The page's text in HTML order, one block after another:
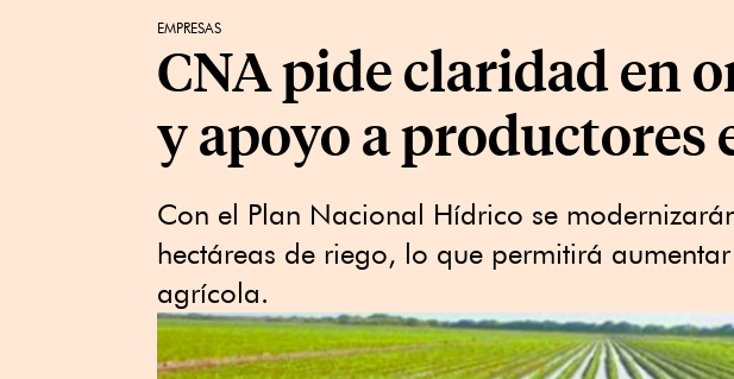
EMPRESAS
CNA pide claridad en
y apoyo a
Con el Plan Nacional Hídrico se
hectáreas de riego, lo que permitirá
agrícola.